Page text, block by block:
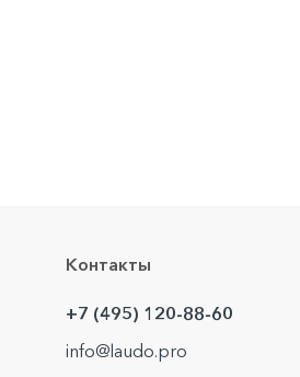
Контакты
+7 (495) 120-88-60
info@laudo.pro